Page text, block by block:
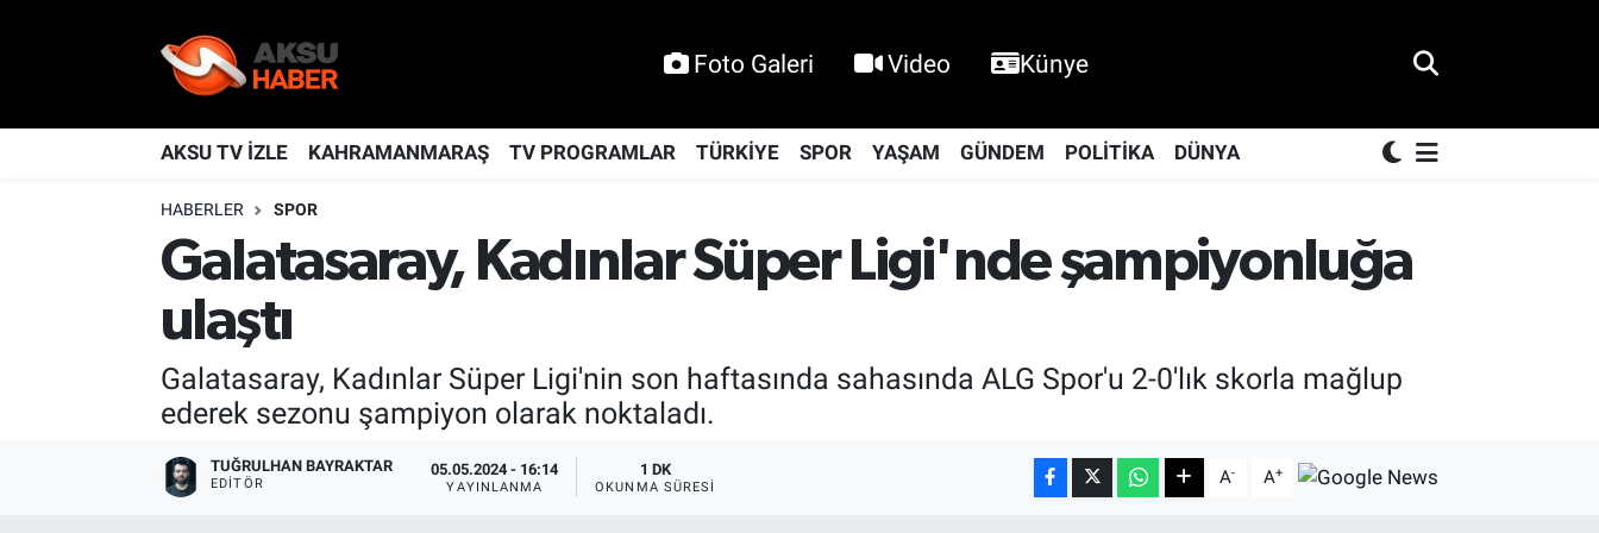
Foto Galeri Video Künye
AKSU TV İZLE KAHRAMANMARAŞ TV PROGRAMLAR TÜRKİYE SPOR YAŞAM GÜNDEM POLİTİKA DÜNYA
HABERLER SPOR
Galatasaray, Kadınlar Süper Ligi'nde şampiyonluğa
ulaştı
Galatasaray, Kadınlar Süper Ligi'nin son haftasında sahasında ALG Spor'u 2-0'lık skorla mağlup
ederek sezonu şampiyon olarak noktaladı.
TUĞRULHAN BAYRAKTAR
EDITÖR
05.05.2024 - 16:14
YAYINLANMA
1 DK
OKUNMA SÜRESI A- A+
KAHRAMANMARAŞ
Nöbetçi Eczaneler
Hava Durumu
Kahramanmaraş Namaz Vakitleri
Trafik Durumu
TFF 2.Lig Kırmızı Grup Puan Durumu ve Fikstür
Tüm Manşetler
Son Dakika Haberleri